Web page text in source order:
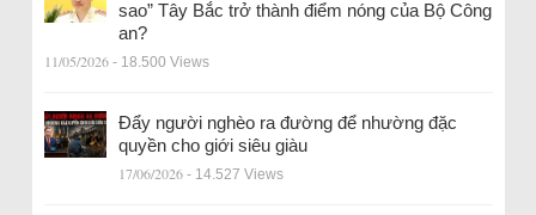
sao” Tây Bắc trở thành điểm nóng của Bộ Công
an?
11/05/2026 - 18.500 Views
Đẩy người nghèo ra đường để nhường đặc
quyền cho giới siêu giàu
17/06/2026 - 14.527 Views